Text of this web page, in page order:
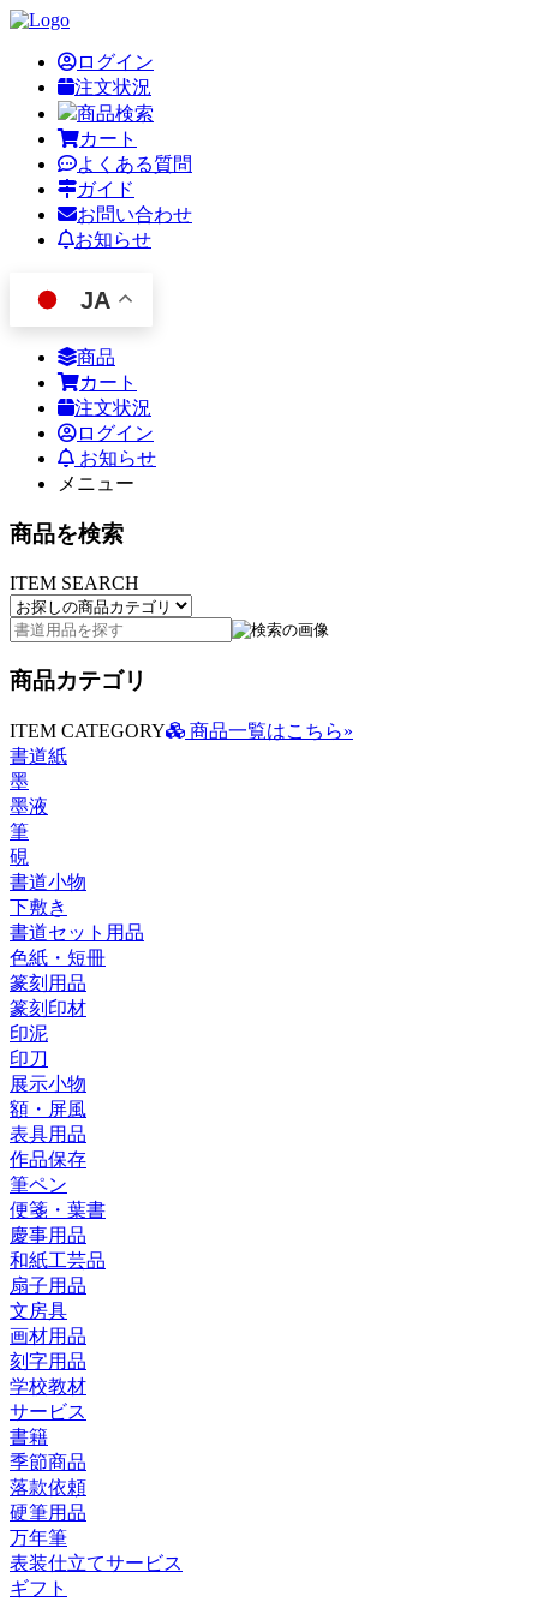
ログイン
注文状況
商品検索
カート
よくある質問
ガイド
お問い合わせ
お知らせ
JA
商品
カート
注文状況
ログイン
お知らせ
メニュー
商品を検索
ITEM SEARCH
商品カテゴリ
ITEM CATEGORY
商品一覧はこちら»
書道紙
墨
墨液
筆
硯
書道小物
下敷き
書道セット用品
色紙・短冊
篆刻用品
篆刻印材
印泥
印刀
展示小物
額・屏風
表具用品
作品保存
筆ペン
便箋・葉書
慶事用品
和紙工芸品
扇子用品
文房具
画材用品
刻字用品
学校教材
サービス
書籍
季節商品
落款依頼
硬筆用品
万年筆
表装仕立てサービス
ギフト